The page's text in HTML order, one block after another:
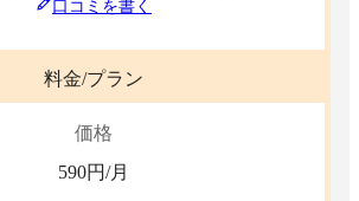
口コミを書く
料金/プラン
価格
590円/月